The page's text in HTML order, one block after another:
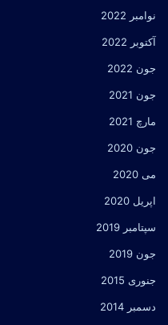
نوامبر 2022
آکتوبر 2022
جون 2022
جون 2021
مارچ 2021
جون 2020
می 2020
اپریل 2020
سپتامبر 2019
جون 2019
جنوری 2015
دسمبر 2014